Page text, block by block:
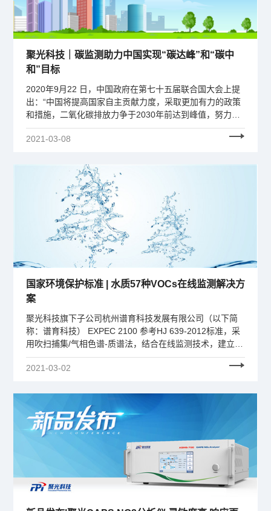
聚光科技｜碳监测助力中国实现“碳达峰”和“碳中
和”目标
2020年9月22 日，中国政府在第七十五届联合国大会上提
出：“中国将提高国家自主贡献力度，采取更加有力的政策
和措施，二氧化碳排放力争于2030年前达到峰值，努力争
取 2060 年前实现碳中和。助力“碳达峰”、“碳中和”，聚光
能做什么呢？
2021-03-08
国家环境保护标准 | 水质57种VOCs在线监测解决方
案
聚光科技旗下子公司杭州谱育科技发展有限公司（以下简
称：谱育科技） EXPEC 2100 参考HJ 639-2012标准，采
用吹扫捕集/气相色谱-质谱法，结合在线监测技术，建立了
稳定、高灵敏度分析水中57种VOCs的分析方法，适用于海
水、地下水、地表水、生活污水和工业废水的在线监测。
2021-03-02